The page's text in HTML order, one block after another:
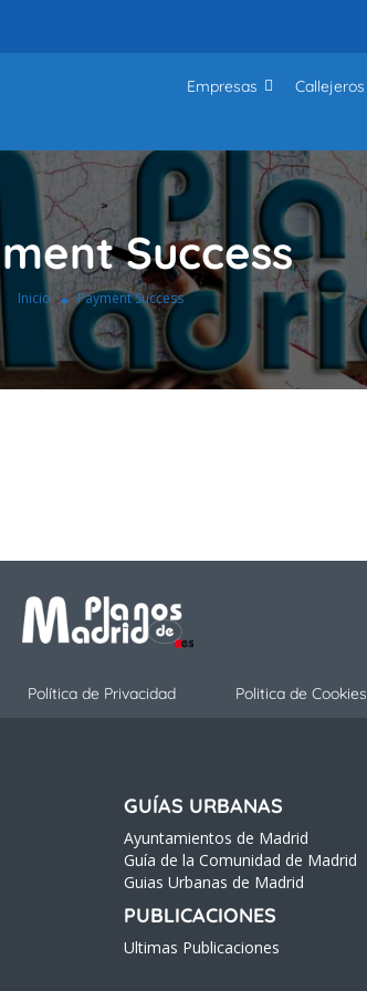
Empresas Callejeros
Success
Inicio Payment Success
Política de Privacidad Politica de Cookies
GUÍAS URBANAS
Ayuntamientos de Madrid
Guía de la Comunidad de Madrid
Guias Urbanas de Madrid
PUBLICACIONES
Ultimas Publicaciones